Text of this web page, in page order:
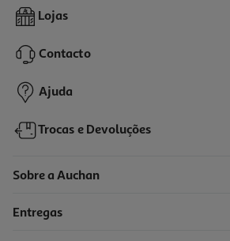
Cabo Silicone Qilive 1m Usb-A To Usb-C Rosa
3,99 €
Lojas
Contacto
Ajuda
Trocas e Devoluções
Sobre a Auchan
Entregas